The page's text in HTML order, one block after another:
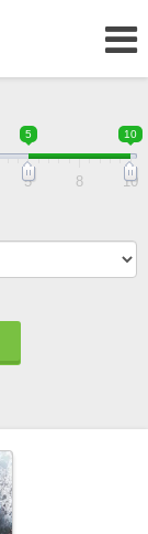
5 10
5 8 10